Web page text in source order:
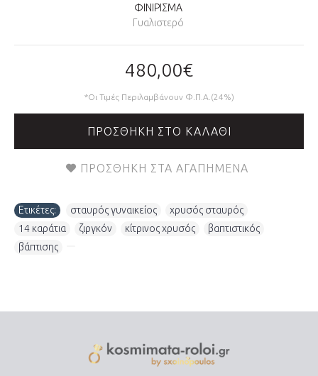
ΦΙΝΙΡΙΣΜΑ
Γυαλιστερό
480,00€
*Οι Τιμές Περιλαμβάνουν Φ.Π.Α.(24%)
ΠΡΟΣΘΉΚΗ ΣΤΟ ΚΑΛΆΘΙ
ΠΡΟΣΘΉΚΗ ΣΤΑ ΑΓΑΠΗΜΈΝΑ
Ετικέτες: σταυρός γυναικείος χρυσός σταυρός
14 καράτια
ζιργκόν κίτρινος χρυσός βαπτιστικός
βάπτισης